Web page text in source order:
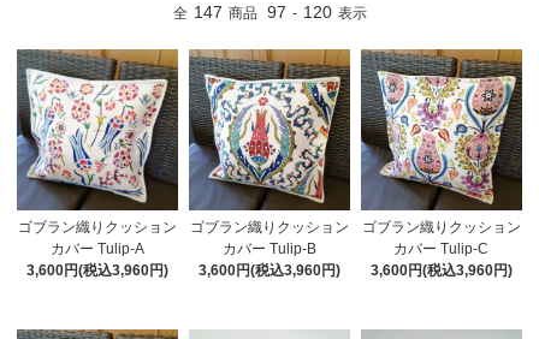
全 147 商品 97 - 120 表示
ゴブラン織りクッション
カバー Tulip-A
3,600円(税込3,960円)
ゴブラン織りクッション
カバー Tulip-B
3,600円(税込3,960円)
ゴブラン織りクッション
カバー Tulip-C
3,600円(税込3,960円)